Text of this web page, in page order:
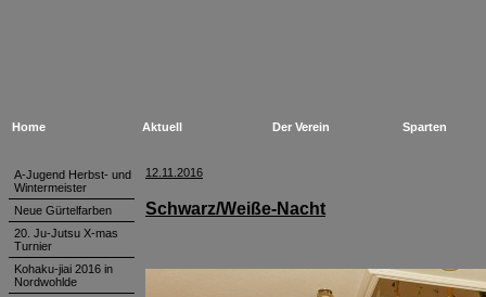
Home Aktuell Der Verein Sparten
12.11.2016
Schwarz/Weiße-Nacht
A-Jugend Herbst- und
Wintermeister
Neue Gürtelfarben
20. Ju-Jutsu X-mas
Turnier
Kohaku-jiai 2016 in
Nordwohlde